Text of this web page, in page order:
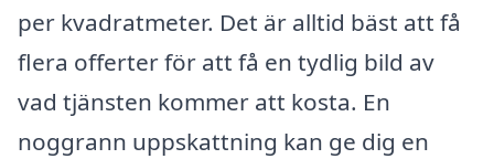
per kvadratmeter. Det är alltid bäst att få
flera offerter för att få en tydlig bild av
vad tjänsten kommer att kosta. En
noggrann uppskattning kan ge dig en